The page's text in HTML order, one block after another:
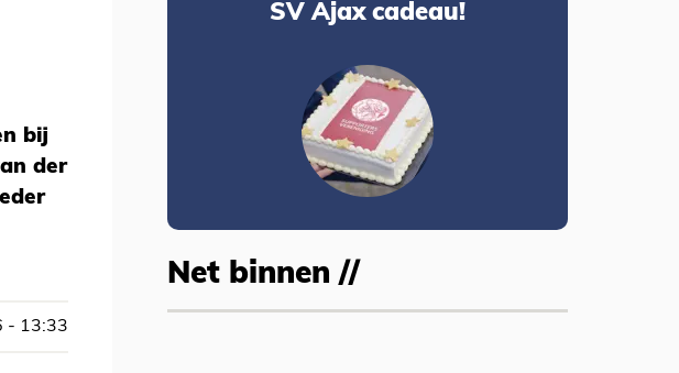
bij
der
- 13:33
SV Ajax cadeau!
Net binnen //